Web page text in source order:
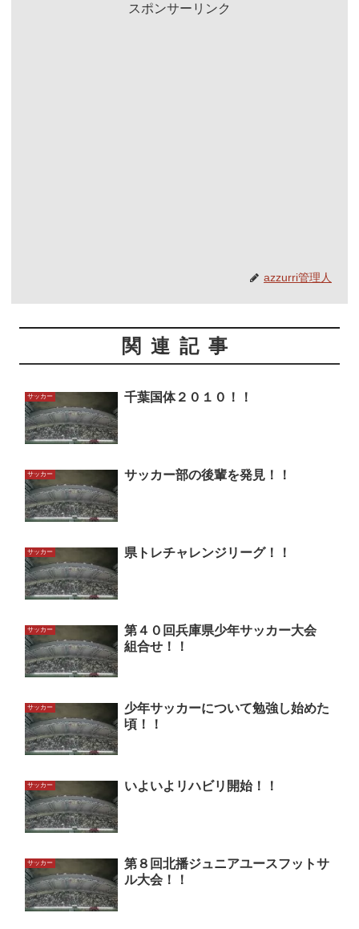
スポンサーリンク
azzurri管理人
関連記事
サッカー 千葉国体２０１０！！
サッカー サッカー部の後輩を発見！！
サッカー 県トレチャレンジリーグ！！
サッカー
第４０回兵庫県少年サッカー大会
組合せ！！
サッカー
少年サッカーについて勉強し始めた
頃！！
サッカー いよいよリハビリ開始！！
サッカー
第８回北播ジュニアユースフットサ
ル大会！！